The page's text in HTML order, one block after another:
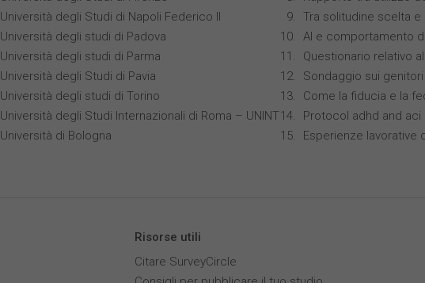
Università degli Studi di Napoli Federico II
Università degli studi di Padova
Università degli studi di Parma
Università degli Studi di Pavia
Università degli studi di Torino
Università degli Studi Internazionali di Roma – UNINT
Università di Bologna
Tra solitudine scelta
AI e comportamento
Questionario relativo
Sondaggio sui
Come la fiducia e la
Protocol adhd and aci
Esperienze lavorative
Risorse utili
Citare SurveyCircle